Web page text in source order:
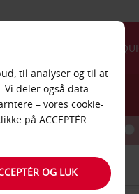
BIL
FRA
til analyser og til at
deler også data
– vores cookie-
på ACCEPTÉR
OG LUK